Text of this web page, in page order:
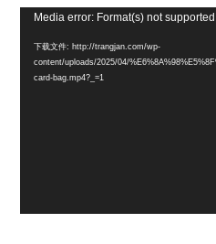
Media error: Format(s) not
下载文件: http://trangjan.com/wp-
content/uploads/2025/04/
card-bag.mp4?_=1